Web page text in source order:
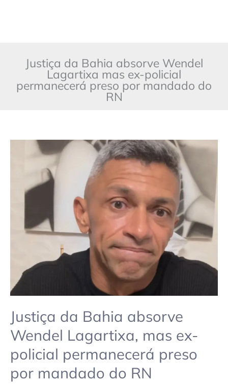
Justiça da Bahia absorve Wendel
Lagartixa mas ex-policial
permanecerá preso por mandado do
RN
Justiça da Bahia absorve
Wendel Lagartixa, mas ex-
policial permanecerá preso
por mandado do RN
absorve
Wendel
permanecerá
preso
por
mandado
do
RN